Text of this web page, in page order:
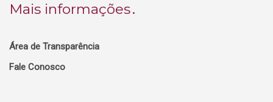
Mais informações
Área de Transparência
Fale Conosco